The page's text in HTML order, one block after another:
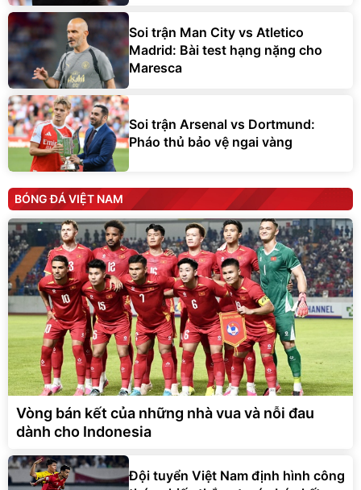
Soi trận Man City vs Atletico
Madrid: Bài test hạng nặng cho
Maresca
Soi trận Arsenal vs Dortmund:
Pháo thủ bảo vệ ngai vàng
BÓNG ĐÁ VIỆT NAM
Vòng bán kết của những nhà vua và nỗi đau
dành cho Indonesia
Đội tuyển Việt Nam định hình công